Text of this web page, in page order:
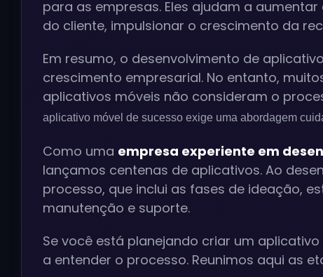
para as empresas. Eles ajudam a
do cliente, impulsionar o crescimento da
Em resumo, o desenvolvimento de
crescimento empresarial. No entanto,
aplicativos móveis não consideram o
aplicativo móvel de sucesso exige uma abordagem
Como uma empresa experiente em
lançamos centenas de aplicativos. Ao
processo, que inclui as fases de ideação,
manutenção e suporte.
Se você está planejando criar um
a entender o processo. Reunimos aqui as